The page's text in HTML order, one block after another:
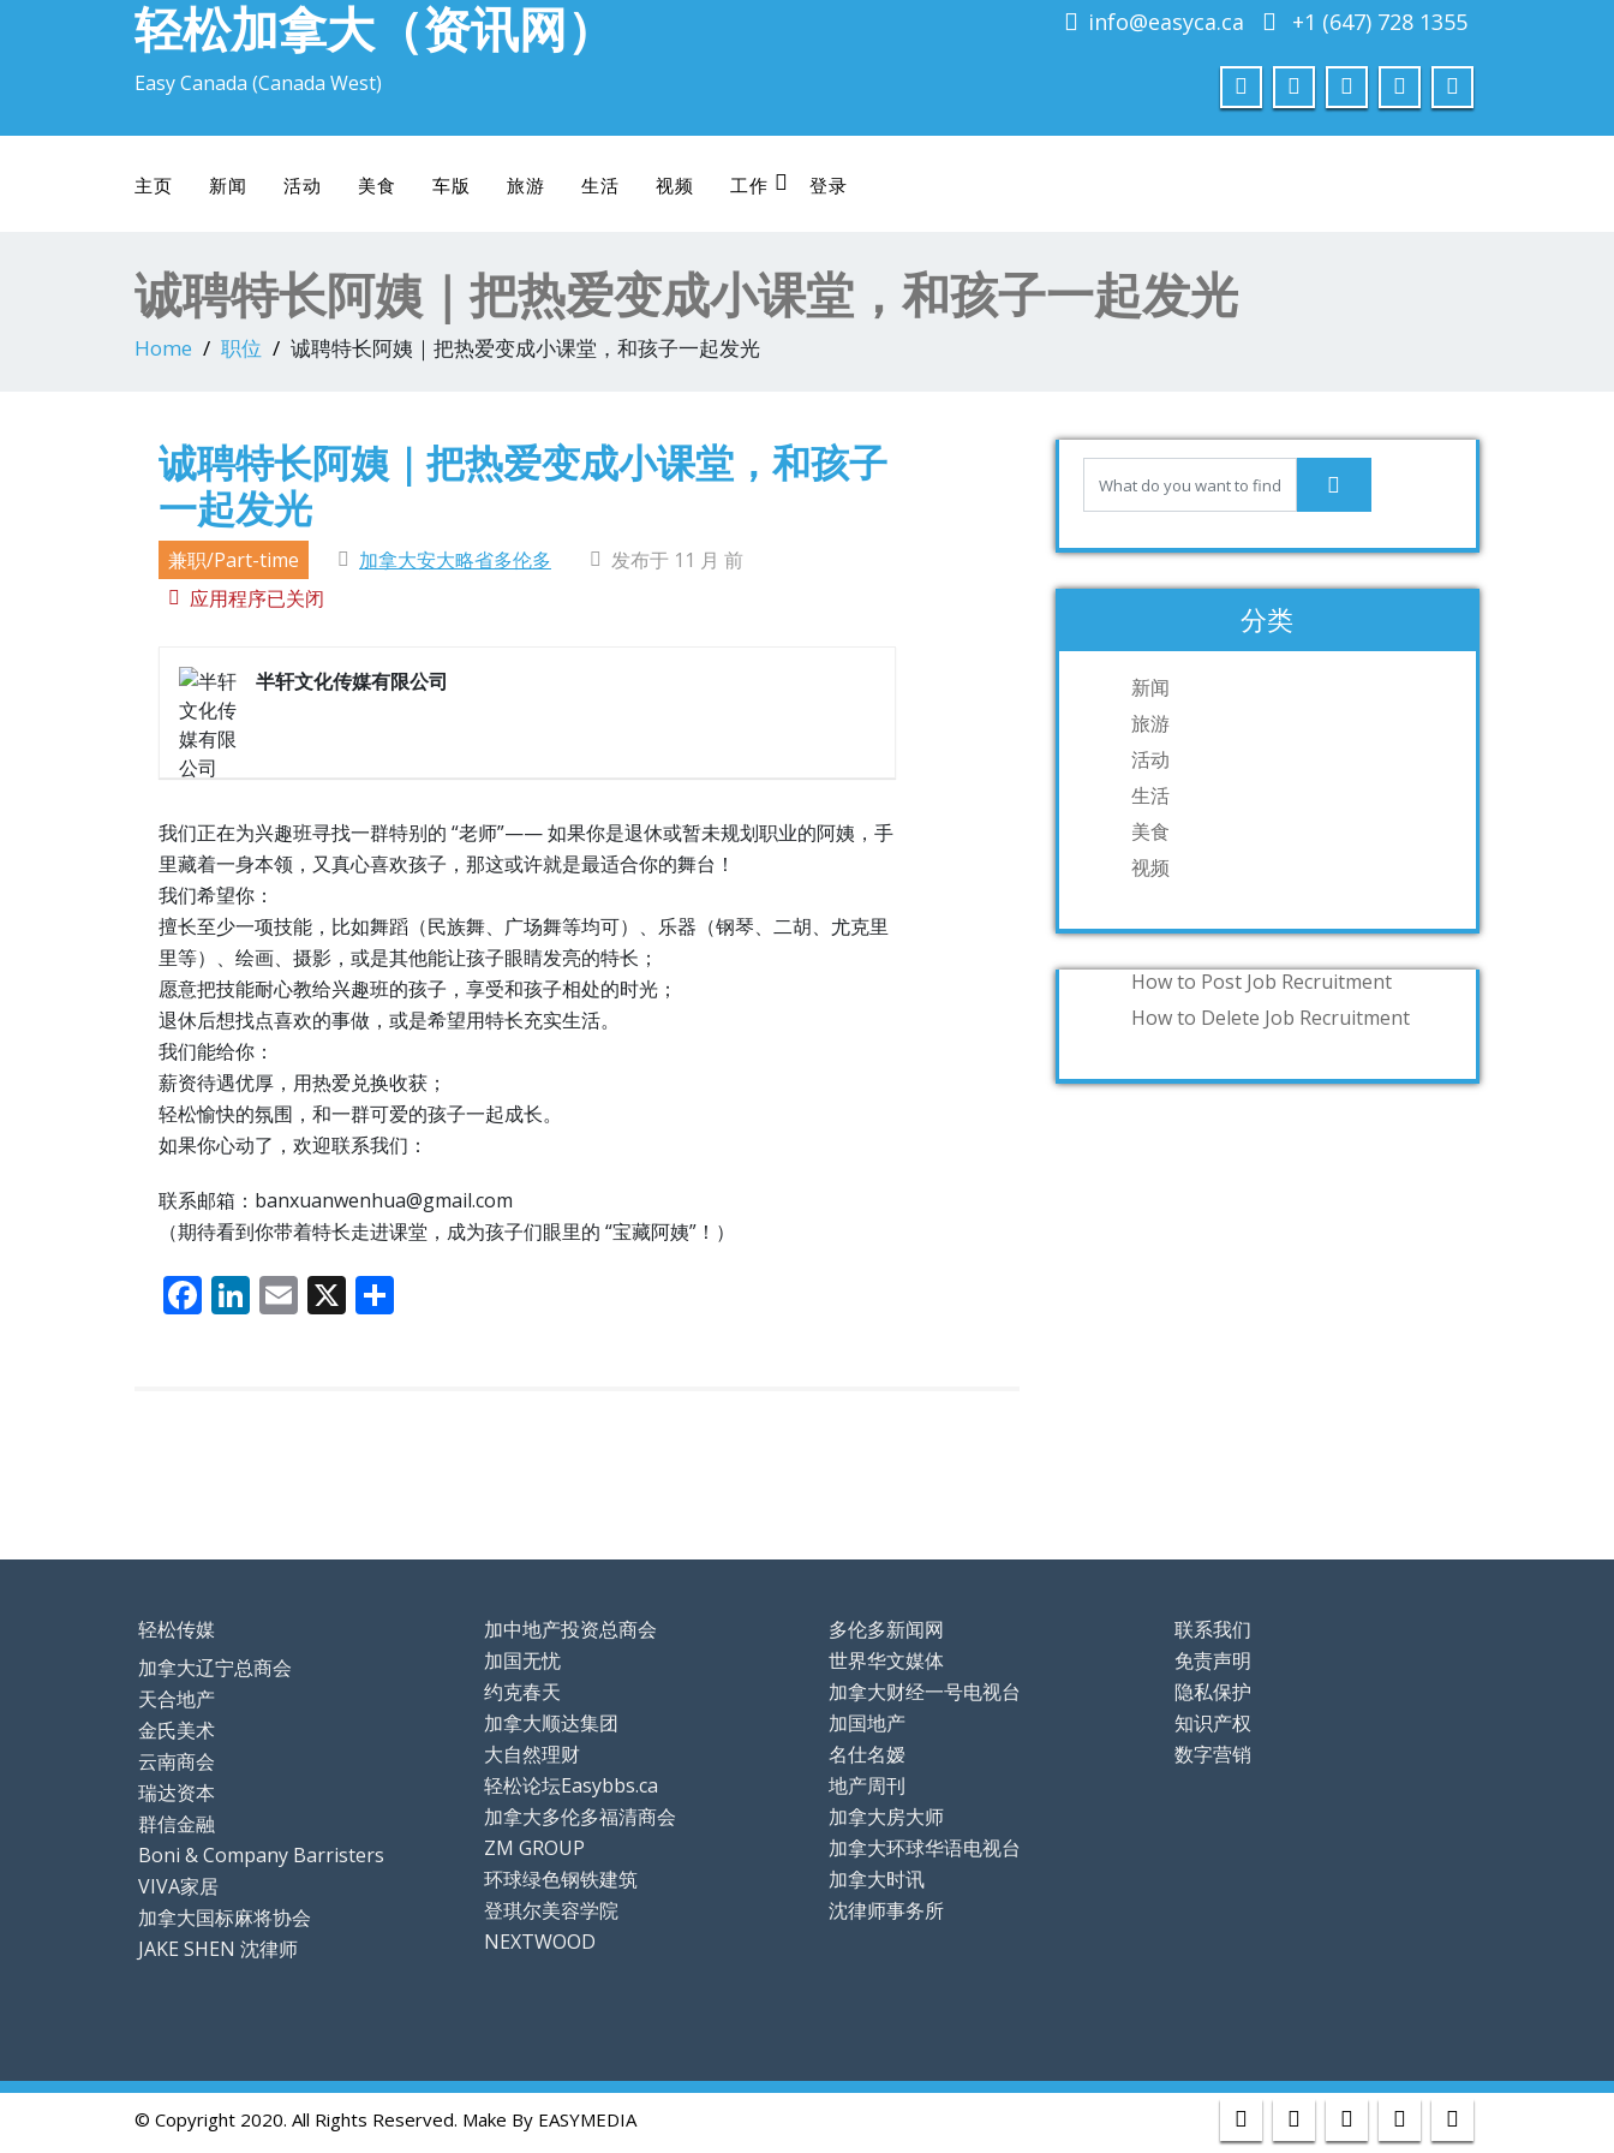
轻松加拿大（资讯网）
Easy Canada (Canada West)
info@easyca.ca +1 (647) 728 1355
主页 新闻 活动 美食 车版 旅游 生活 视频 工作 登录
诚聘特长阿姨｜把热爱变成小课堂，和孩子一起发光
Home 职位 诚聘特长阿姨｜把热爱变成小课堂，和孩子一起发光
诚聘特长阿姨｜把热爱变成小课堂，和孩子
一起发光
兼职/Part-time 加拿大安大略省多伦多
发布于 11 月 前
应用程序已关闭
半轩文化传媒有限公司
我们正在为兴趣班寻找一群特别的 “老师”—— 如果你是退休或暂未规划职业的阿姨，手
里藏着一身本领，又真心喜欢孩子，那这或许就是最适合你的舞台！​
我们希望你：​
擅长至少一项技能，比如舞蹈（民族舞、广场舞等均可）、乐器（钢琴、二胡、尤克里
里等）、绘画、摄影，或是其他能让孩子眼睛发亮的特长；​
愿意把技能耐心教给兴趣班的孩子，享受和孩子相处的时光；​
退休后想找点喜欢的事做，或是希望用特长充实生活。​
我们能给你：​
薪资待遇优厚，用热爱兑换收获；​
轻松愉快的氛围，和一群可爱的孩子一起成长。​
如果你心动了，欢迎联系我们：​
联系邮箱：banxuanwenhua@gmail.com
（期待看到你带着特长走进课堂，成为孩子们眼里的 “宝藏阿姨”！）
F Li E X
分类
新闻
旅游
活动
生活
美食
视频
How to Post Job Recruitment
How to Delete Job Recruitment
轻松传媒
加拿大辽宁总商会
天合地产
金氏美术
云南商会
瑞达资本
群信金融
Boni & Company Barristers
VIVA家居
加拿大国标麻将协会
JAKE SHEN 沈律师
加中地产投资总商会
加国无忧
约克春天
加拿大顺达集团
大自然理财
轻松论坛Easybbs.ca
加拿大多伦多福清商会
ZM GROUP
环球绿色钢铁建筑
登琪尔美容学院
NEXTWOOD
多伦多新闻网
世界华文媒体
加拿大财经一号电视台
加国地产
名仕名嫒
地产周刊
加拿大房大师
加拿大环球华语电视台
加拿大时讯
沈律师事务所
联系我们
免责声明
隐私保护
知识产权
数字营销
© Copyright 2020. All Rights Reserved. Make By EASYMEDIA